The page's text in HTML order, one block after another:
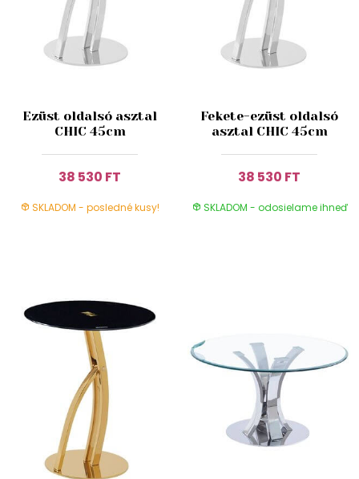
Ezüst oldalsó asztal
CHIC 45cm
38 530 FT
SKLADOM - posledné kusy!
Fekete-ezüst oldalsó
asztal CHIC 45cm
38 530 FT
SKLADOM - odosielame ihneď